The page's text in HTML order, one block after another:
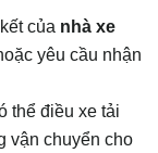
của nhà xe
yêu cầu nhận
thể điều xe tải
vận chuyển cho